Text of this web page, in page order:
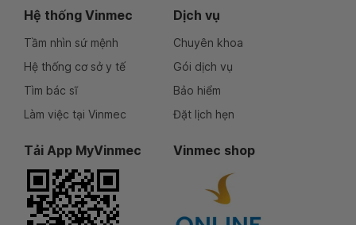
Hệ thống Vinmec
Tầm nhìn sứ mệnh
Hệ thống cơ sở y tế
Tìm bác sĩ
Làm việc tại Vinmec
Dịch vụ
Chuyên khoa
Gói dịch vụ
Bảo hiểm
Đặt lịch hẹn
Tải App MyVinmec Vinmec shop